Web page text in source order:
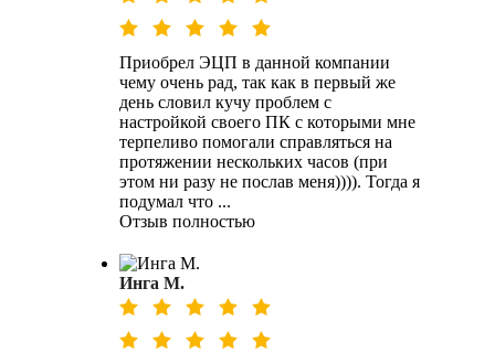
Приобрел ЭЦП в данной компании
чему очень рад, так как в первый же
день словил кучу проблем с
настройкой своего ПК с которыми мне
терпеливо помогали справляться на
протяжении нескольких часов (при
этом ни разу не послав меня)))). Тогда я
подумал что ...
Отзыв полностью
Инга М.